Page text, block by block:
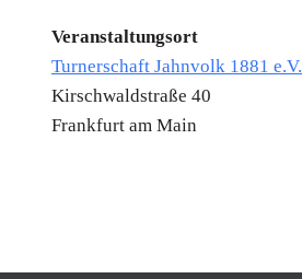
Veranstaltungsort
Turnerschaft Jahnvolk 1881 e.V.
Kirschwaldstraße 40
Frankfurt am Main